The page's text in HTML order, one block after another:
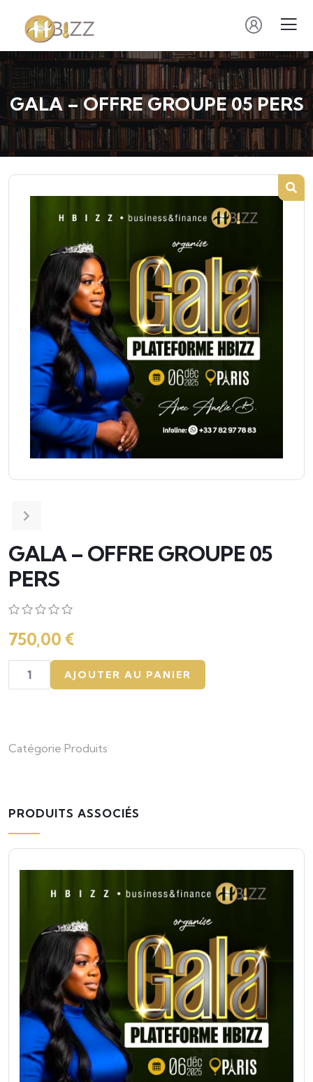
GALA – OFFRE GROUPE 05 PERS
GALA – OFFRE GROUPE 05
PERS
sur
sur
note
750,00 €
AJOUTER AU PANIER
Catégorie Produits
PRODUITS ASSOCIÉS